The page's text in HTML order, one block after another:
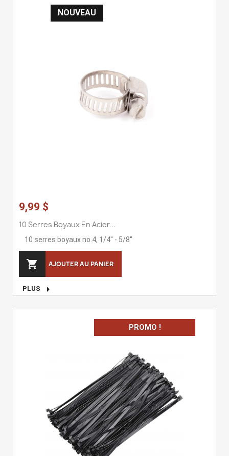
9,99 $
10 Serres Boyaux En Acier...
10 serres boyaux no.4, 1/4'' - 5/8''
 AJOUTER AU PANIER
PLUS 
NOUVEAU
PROMO !